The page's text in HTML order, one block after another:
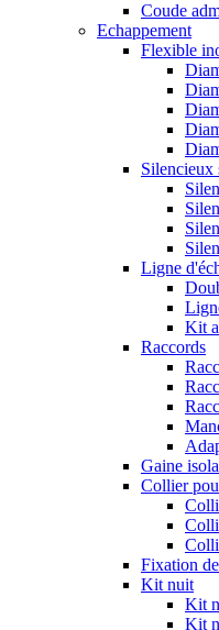
Coude
Echappement
Flexible
Silencieux
Ligne
Kit
Raccords
Gaine
Collier
Fixation
Kit nuit
Kit
Kit